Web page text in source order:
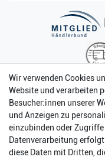
Wir verwenden Cookies
Website und verarbeiten
Besucher:innen unserer
und Anzeigen zu
einzubinden oder
Datenverarbeitung
diese Daten mit Dritten,